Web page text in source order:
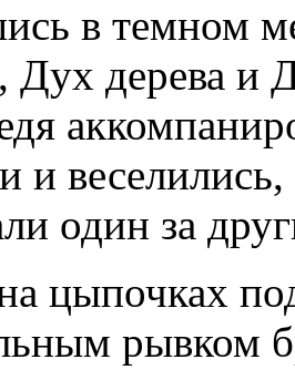
в темном
дерева и
и
один за
цыпочках
рывком